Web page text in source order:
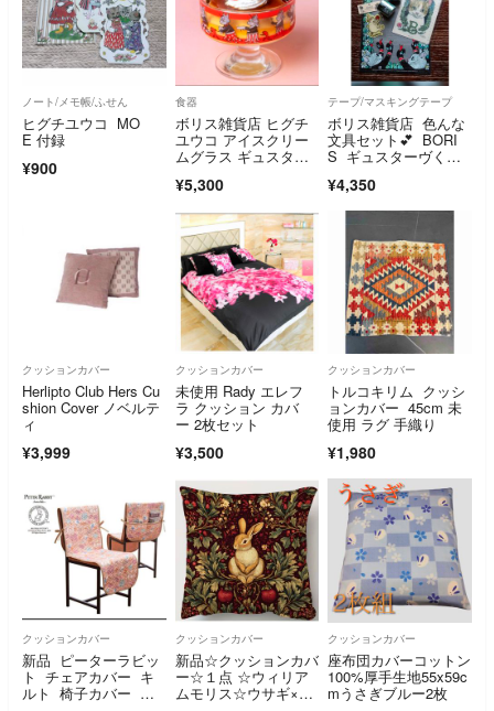
ノート/メモ帳/ふせん
ヒグチユウコ MO
E 付録
¥900
食器
ボリス雑貨店 ヒグチ
ユウコ アイスクリー
ムグラス ギュスター
¥5,300
テープ/マスキングテープ
ボリス雑貨店 色んな
文具セット💕 BORI
S ギュスターヴく
¥4,350
クッションカバー
Herlipto Club Hers Cu
shion Cover ノベルテ
ィ
¥3,999
クッションカバー
未使用 Rady エレフ
ラ クッション カバ
ー 2枚セット
¥3,500
クッションカバー
トルコキリム クッシ
ョンカバー 45cm 未
使用 ラグ 手織り
¥1,980
クッションカバー
新品 ピーターラビッ
ト チェアカバー キ
ルト 椅子カバー ２
クッションカバー
新品☆クッションカバ
ー☆１点 ☆ウィリア
ムモリス☆ウサギ×
クッションカバー
座布団カバーコットン
100%厚手生地55x59c
mうさぎブルー2枚